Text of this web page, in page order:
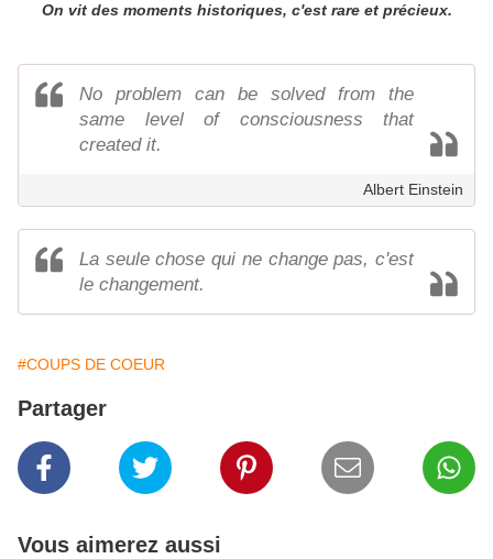
On vit des moments historiques, c'est rare et précieux.
No problem can be solved from the
same level of consciousness that
created it.
Albert Einstein
La seule chose qui ne change pas, c'est
le changement.
#COUPS DE COEUR
Partager
Vous aimerez aussi